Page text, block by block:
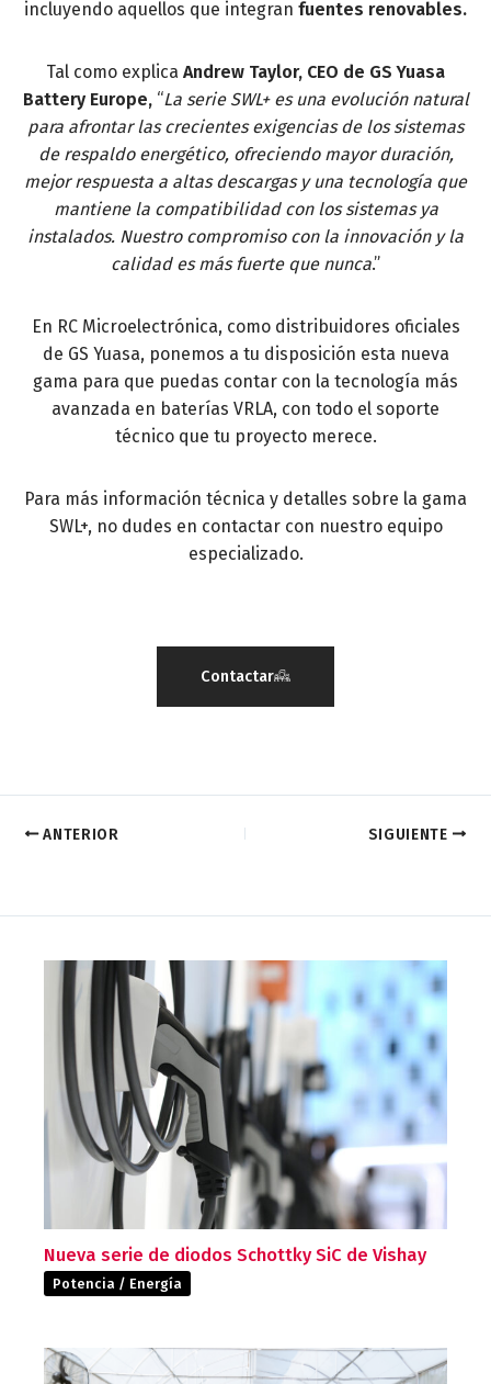
incluyendo aquellos que integran fuentes renovables.
Tal como explica Andrew Taylor, CEO de GS Yuasa
Battery Europe, “La serie SWL+ es una evolución natural
para afrontar las crecientes exigencias de los sistemas
de respaldo energético, ofreciendo mayor duración,
mejor respuesta a altas descargas y una tecnología que
mantiene la compatibilidad con los sistemas ya
instalados. Nuestro compromiso con la innovación y la
calidad es más fuerte que nunca.”
En RC Microelectrónica, como distribuidores oficiales
de GS Yuasa, ponemos a tu disposición esta nueva
gama para que puedas contar con la tecnología más
avanzada en baterías VRLA, con todo el soporte
técnico que tu proyecto merece.
Para más información técnica y detalles sobre la gama
SWL+, no dudes en contactar con nuestro equipo
especializado.
Contactar
ANTERIOR SIGUIENTE
Nueva serie de diodos Schottky SiC de Vishay
Potencia / Energía